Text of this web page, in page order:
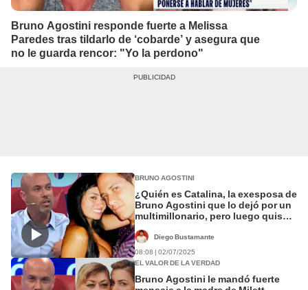
Bruno Agostini responde fuerte a Melissa
Paredes tras tildarlo de ‘cobarde’ y asegura que
no le guarda rencor: "Yo la perdono"
BRUNO AGOSTINI
¿Quién es Catalina, la exesposa de
Bruno Agostini que lo dejó por un
multimillonario, pero luego quiso
Diego Bustamante
08:08 | 02/07/2025
EL VALOR DE LA VERDAD
Bruno Agostini le mandó fuerte